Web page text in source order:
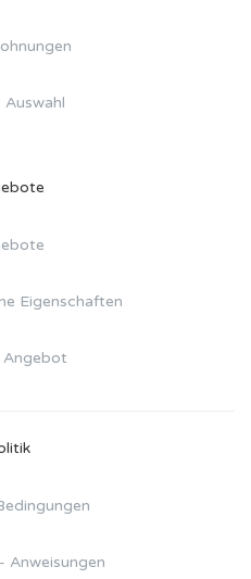
Auswahl
Eigenschaften
Angebot
Anweisungen